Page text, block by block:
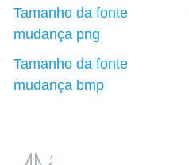
Tamanho da fonte
mudança png
Tamanho da fonte
mudança bmp